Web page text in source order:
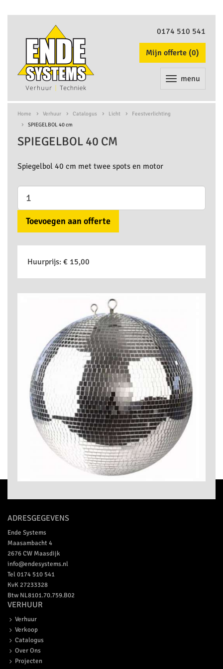
0174 510 541
Mijn offerte (0)
menu
Home Verhuur Catalogus Licht
Feestverlichting
SPIEGELBOL 40 cm
SPIEGELBOL 40 CM
Spiegelbol 40 cm met twee spots en motor
Toevoegen aan offerte
Huurprijs: € 15,00
ADRESGEGEVENS
Ende Systems
Maasambacht 4
2676 CW Maasdijk
info@endesystems.nl
Tel0174 510 541
KvK 27233328
Btw NL8101.70.759.B02
VERHUUR
Verhuur
Verkoop
Catalogus
Over Ons
Projecten